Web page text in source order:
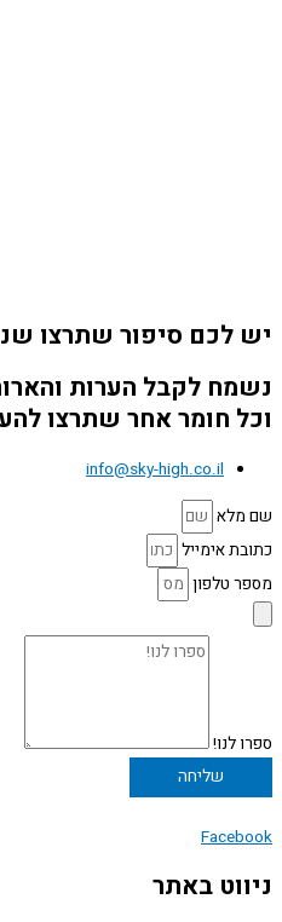
יש לכם סיפור שתרצו
נשמח לקבל הערות
וכל חומר אחר שתרצו
info@sky-high.co.il
שם מלא
כתובת אימייל
מספר טלפון
ספרו לנו!
שליחה
Facebook
ניווט באתר